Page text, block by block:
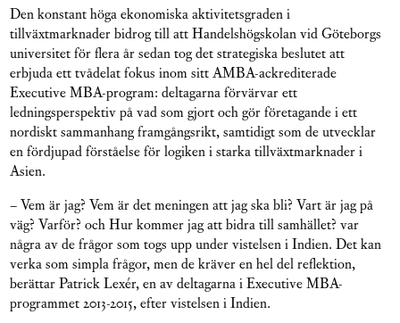
Den konstant höga ekonomiska aktivitetsgraden i
tillväxtmarknader bidrog till att Handelshögskolan vid Göteborgs
universitet för flera år sedan tog det strategiska beslutet att
erbjuda ett tvådelat fokus inom sitt AMBA-ackrediterade
Executive MBA-program: deltagarna förvärvar ett
ledningsperspektiv på vad som gjort och gör företagande i ett
nordiskt sammanhang framgångsrikt, samtidigt som de utvecklar
en fördjupad förståelse för logiken i starka tillväxtmarknader i
Asien.
– Vem är jag? Vem är det meningen att jag ska bli? Vart är jag på
väg? Varför? och Hur kommer jag att bidra till samhället? var
några av de frågor som togs upp under vistelsen i Indien. Det kan
verka som simpla frågor, men de kräver en hel del reflektion,
berättar Patrick Lexér, en av deltagarna i Executive MBA-
programmet 2013-2015, efter vistelsen i Indien.